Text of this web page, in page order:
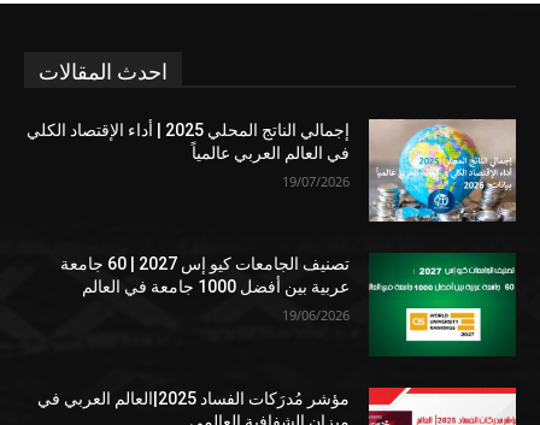
احدث المقالات
إجمالي الناتج المحلي 2025 | أداء الإقتصاد الكلي
في العالم العربي عالمياً
19/07/2026
تصنيف الجامعات كيو إس 2027 | 60 جامعة
عربية بين أفضل 1000 جامعة في العالم
19/06/2026
مؤشر مُدرَكات الفساد 2025|العالم العربي في